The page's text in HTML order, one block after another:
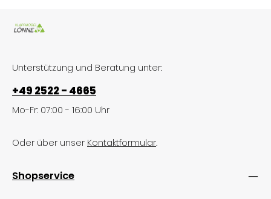
Unterstützung und Beratung unter:
+49 2522 - 4665
Mo-Fr: 07:00 - 16:00 Uhr
Oder über unser Kontaktformular.
Shopservice